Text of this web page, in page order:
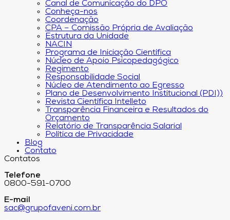
Canal de Comunicação do DPO
Conheça-nos
Coordenação
CPA – Comissão Própria de Avaliação
Estrutura da Unidade
NACIN
Programa de Iniciação Científica
Núcleo de Apoio Psicopedagógico
Regimento
Responsabilidade Social
Núcleo de Atendimento ao Egresso
Plano de Desenvolvimento Institucional (PDI))
Revista Científica Intelleto
Transparência Financeira e Resultados do
Orçamento
Relatório de Transparência Salarial
Política de Privacidade
Blog
Contato
Contatos
Telefone
0800-591-0700
E-mail
sac@grupofaveni.com.br